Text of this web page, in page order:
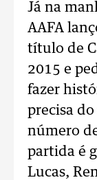
Já na
AAFA
título de
2015 e
fazer
precisa
número
partida é
Lucas,